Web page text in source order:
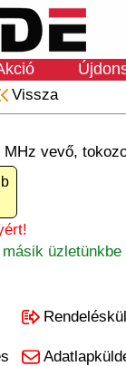
Vissza
vevő,
üzletünkbe